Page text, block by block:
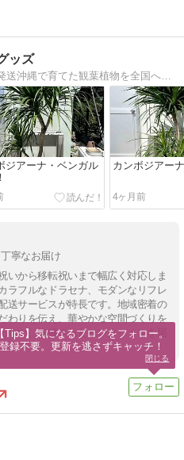
ッズ
沖縄育ちの観葉植物を全国へ発送沖縄で育てた観葉植物を全国へ発送致します。
ジアーナ・ベンガル
カンボジアー
4ヶ月前
寧なお届け
いから移転祝いまで幅広く対応しま
ラフルなドラセナ、モダンなリフレ
送サービスが特長です。地域密着の
わりを伝え、華やかな空間づくりを
い、洗練されたセレクションを届
【Tips】気になるブログをフォロー。
登録不要。更新を逃さずキャッチ！
閉じる